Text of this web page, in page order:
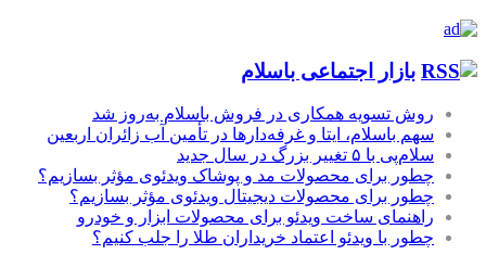
بازار اجتماعی باسلام
روش تسویه همکاری در فروش باسلام به‌روز شد
سهم باسلام، ایتا و غرفه‌دارها در تأمین آب زائران اربعین
سلام‌پی با ۵ تغییر بزرگ در سال جدید
چطور برای محصولات مد و پوشاک ویدئوی مؤثر بسازیم؟
چطور برای محصولات دیجیتال ویدئوی مؤثر بسازیم؟
راهنمای ساخت ویدئو برای محصولات ابزار و خودرو
چطور با ویدئو اعتماد خریداران طلا را جلب کنیم؟